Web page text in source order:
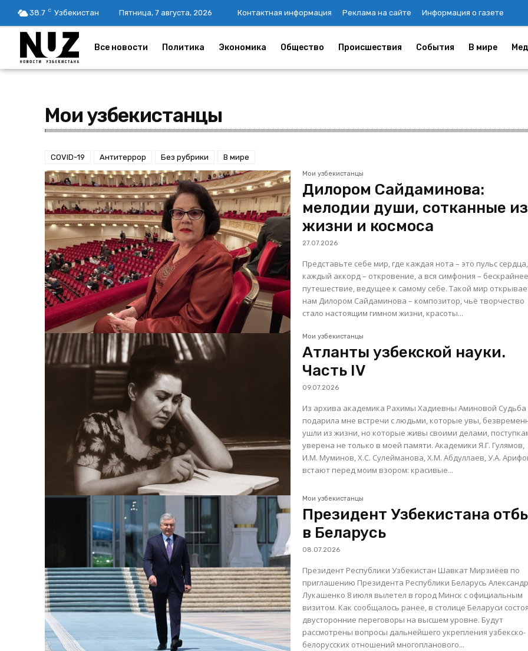
38.7 C Узбекистан Пятница, 7 августа, 2026 Контактная информация Реклама на сайте Информация о газете
Все новости Политика Экономика Общество Происшествия События В мире
Мои узбекистанцы
COVID-19 Антитеррор Без рубрики В мире
Мои узбекистанцы
Дилором Сайдаминова:
мелодии души, сотканные из
жизни и космоса
27.07.2026
Представьте себе мир, где каждая нота – это пульс сердца,
каждый аккорд – откровение, а вся симфония – бескрайнее
путешествие, ведущее к самому себе. Такой мир
нам Дилором Сайдаминова – композитор, чьё творчество
стало настоящим гимном жизни, красоты...
Мои узбекистанцы
Атланты узбекской науки.
Часть IV
09.07.2026
Из архива академика Рахимы Хадиевны Аминовой Судьба
подарила мне встречи с людьми, которые увы,
ушли из жизни, но которые живы своими делами,
уверена не только в моей памяти. Академики Я.Г. Гулямов,
И.М. Муминов, Х.С. Сулейманова, Х.М. Абдуллаев, У.А.
встают перед моим взором: красивые...
Мои узбекистанцы
Президент Узбекистана
в Беларусь
08.07.2026
Президент Республики Узбекистан Шавкат Мирзиёев по
приглашению Президента Республики Беларусь
Лукашенко 8 июля вылетел в город Минск с официальным
визитом. Как сообщалось ранее, в столице Беларуси состоятся
двусторонние переговоры на высшем уровне. Будут
рассмотрены вопросы дальнейшего укрепления узбекско-
белорусских отношений многопланового...